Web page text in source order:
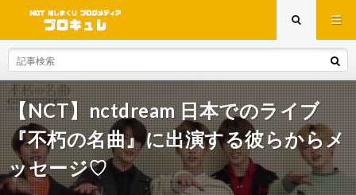
【NCT】nctdream 日本でのライブ
『不朽の名曲』に出演する彼らからメ
ッセージ♡